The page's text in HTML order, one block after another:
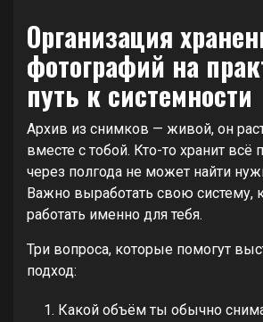
Организация
фотографий на
путь к системности
Архив из снимков — живой, он
вместе с тобой. Кто-то хранит всё
через полгода не может найти
Важно выработать свою систему,
работать именно для тебя.
Три вопроса, которые помогут
подход:
Какой объём ты обычно